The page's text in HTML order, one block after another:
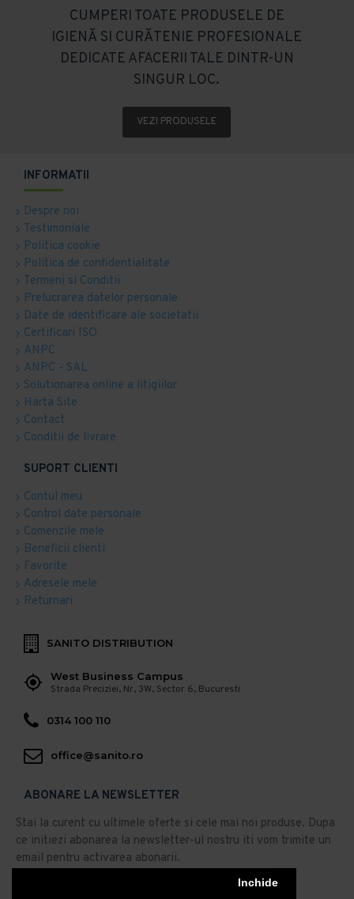
Inchide
CUMPERI TOATE PRODUSELE DE
IGIENĂ SI CURĂTENIE PROFESIONALE
DEDICATE AFACERII TALE DINTR-UN
SINGUR LOC.
VEZI PRODUSELE
INFORMATII
Despre noi
Testimoniale
Politica cookie
Politica de confidentialitate
Termeni si Conditii
Prelucrarea datelor personale
Date de identificare ale societatii
Certificari ISO
ANPC
ANPC - SAL
Solutionarea online a litigiilor
Harta Site
Contact
Conditii de livrare
SUPORT CLIENTI
Contul meu
Control date personale
Comenzile mele
Beneficii clienti
Favorite
Adresele mele
Returnari
SANITO DISTRIBUTION
West Business Campus
Strada Preciziei, Nr, 3W, Sector 6, Bucuresti
0314 100 110
office@sanito.ro
ABONARE LA NEWSLETTER
Stai la curent cu ultimele oferte si cele mai noi produse. Dupa
ce initiezi abonarea la newsletter-ul nostru iti vom trimite un
email pentru activarea abonarii.
Abonare